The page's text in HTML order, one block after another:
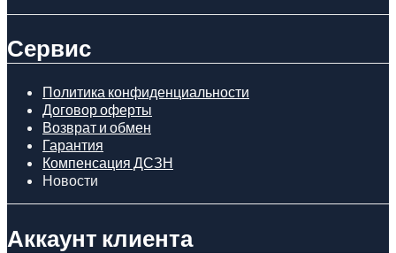
Сервис
Политика конфиденциальности
Договор оферты
Возврат и обмен
Гарантия
Компенсация ДСЗН
Новости
Аккаунт клиента